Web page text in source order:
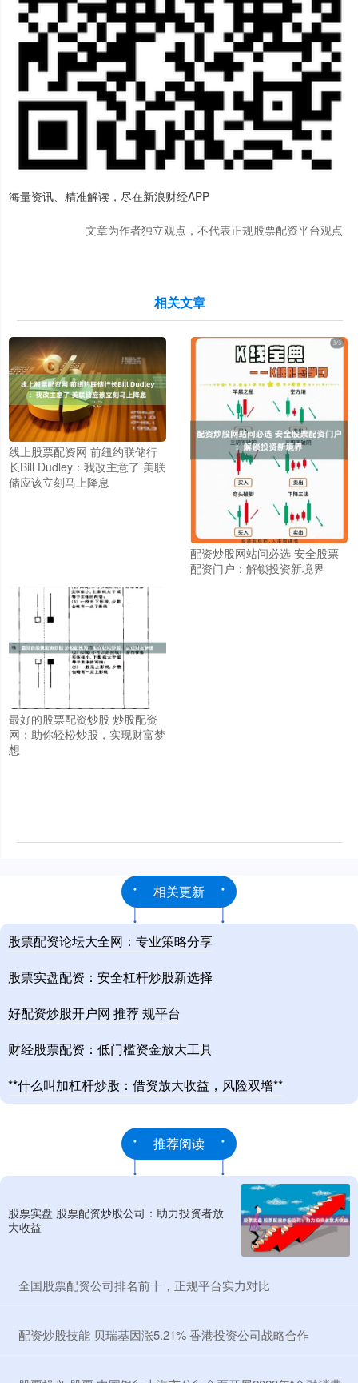
海量资讯、精准解读，尽在新浪财经APP
文章为作者独立观点，不代表正规股票配资平台观点
相关文章
线上股票配资网 前纽约联储行
长Bill Dudley：我改主意了 美联
储应该立刻马上降息
配资炒股网站问必选 安全股票
配资门户：解锁投资新境界
最好的股票配资炒股 炒股配资
网：助你轻松炒股，实现财富梦
想
相关更新
股票配资论坛大全网：专业策略分享
股票实盘配资：安全杠杆炒股新选择
好配资炒股开户网 推荐 规平台
财经股票配资：低门槛资金放大工具
**什么叫加杠杆炒股：借资放大收益，风险双增**
推荐阅读
股票实盘 股票配资炒股公司：助力投资者放
大收益
​全国股票配资公司排名前十，正规平台实力对比
​配资炒股技能 贝瑞基因涨5.21% 香港投资公司战略合作